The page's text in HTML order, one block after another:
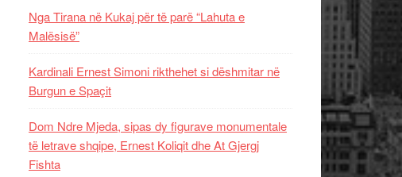
Nga Tirana në Kukaj për të parë “Lahuta e
Malësisë”
Kardinali Ernest Simoni rikthehet si dëshmitar në
Burgun e Spaçit
Dom Ndre Mjeda, sipas dy figurave monumentale
të letrave shqipe, Ernest Koliqit dhe At Gjergj
Fishta